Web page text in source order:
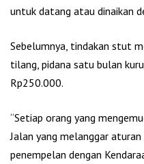
untuk datang atau dinaikan
Sebelumnya, tindakan stut
tilang, pidana satu bulan
Rp250.000.
“Setiap orang yang
Jalan yang melanggar
penempelan dengan